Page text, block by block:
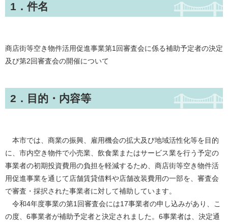
1．件名
商店街等空き物件活用促進事業第1回審査会に係る補助予定者の決定
及び第2回審査会の開催について
2．目的・内容等
本市では、商業の振興、雇用機会の拡大及び地域活性化等を目的
に、市内空き物件で小売業、飲食業またはサービス業を行う予定の
事業者の初期投資費用の負担を軽減するため、商店街等空き物件活
用促進事業を通じて店舗賃貸借料や店舗改装費用の一部を、審査会
で審査・採択された事業者に対して補助しています。
令和4年度事業の第1回審査会には17事業者の申し込みがあり、こ
の度、6事業者が補助予定者と決定されました。6事業者は、決定通